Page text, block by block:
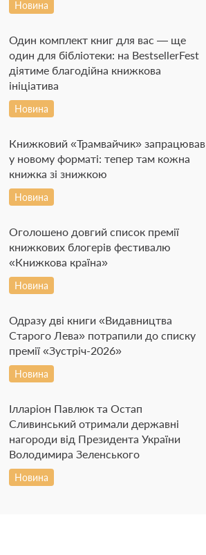
Новина
Один комплект книг для вас — ще
один для бібліотеки: на BestsellerFest
діятиме благодійна книжкова
ініціатива
Новина
Книжковий «Трамвайчик» запрацював
у новому форматі: тепер там кожна
книжка зі знижкою
Новина
Оголошено довгий список премії
книжкових блогерів фестивалю
«Книжкова країна»
Новина
Одразу дві книги «Видавництва
Старого Лева» потрапили до списку
премії «Зустріч-2026»
Новина
Ілларіон Павлюк та Остап
Сливинський отримали державні
нагороди від Президента України
Володимира Зеленського
Новина